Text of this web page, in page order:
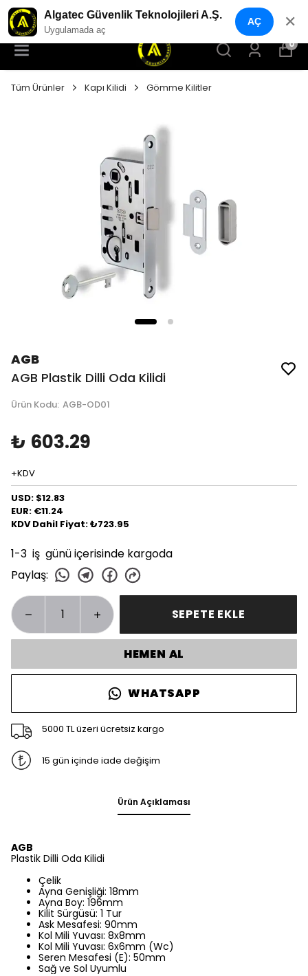
YENI NESIL GÜVENLIK GEÇIŞ SISTEMLERI
0
Tüm Ürünler Kapı Kilidi Gömme Kilitler
AGB
AGB Plastik Dilli Oda Kilidi
Ürün Kodu: AGB-OD01
₺ 603.29
+KDV
USD: $12.83
EUR: €11.24
KDV Dahil Fiyat: ₺723.95
1-3 iş günü içerisinde kargoda
Paylaş:
SEPETE EKLE
HEMEN AL
WHATSAPP
5000 TL üzeri ücretsiz kargo
15 gün içinde iade değişim
Ürün Açıklaması
AGB
Plastik Dilli Oda Kilidi
Çelik
Ayna Genişliği: 18mm
Ayna Boy: 196mm
Kilit Sürgüsü: 1 Tur
Ask Mesafesi: 90mm
Kol Mili Yuvası: 8x8mm
Kol Mili Yuvası: 6x6mm (Wc)
Seren Mesafesi (E): 50mm
Sağ ve Sol Uyumlu
Algatec Güvenlik Teknolojileri A.Ş.
Uygulamada aç
AÇ ✕